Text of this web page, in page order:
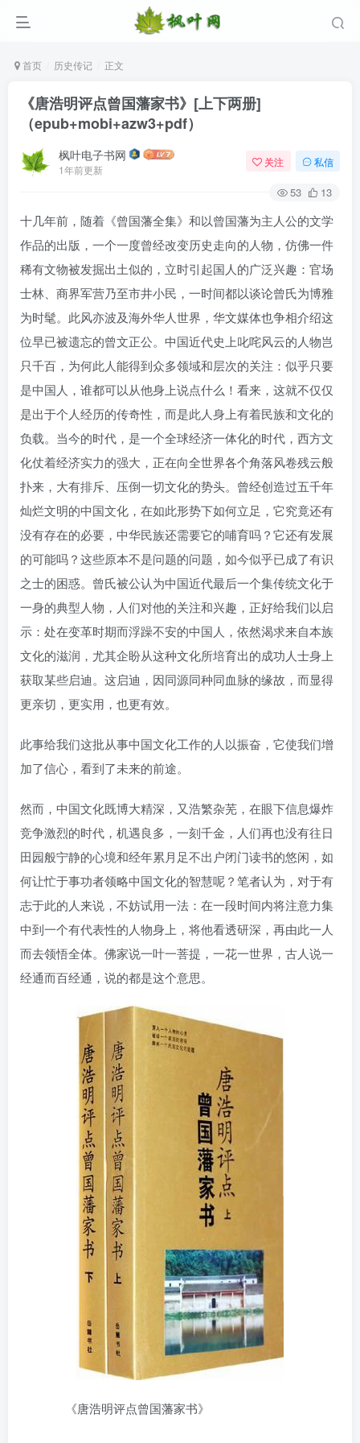
首页 历史传记 正文
《唐浩明评点曾国藩家书》[上下两册]
（epub+mobi+azw3+pdf）
枫叶电子书网
1年前更新
关注 私信
53 13
十几年前，随着《曾国藩全集》和以曾国藩为主人公的文学
作品的出版，一个一度曾经改变历史走向的人物，仿佛一件
稀有文物被发掘出土似的，立时引起国人的广泛兴趣：官场
士林、商界军营乃至市井小民，一时间都以谈论曾氏为博雅
为时髦。此风亦波及海外华人世界，华文媒体也争相介绍这
位早已被遗忘的曾文正公。中国近代史上叱咤风云的人物岂
只千百，为何此人能得到众多领域和层次的关注：似乎只要
是中国人，谁都可以从他身上说点什么！看来，这就不仅仅
是出于个人经历的传奇性，而是此人身上有着民族和文化的
负载。当今的时代，是一个全球经济一体化的时代，西方文
化仗着经济实力的强大，正在向全世界各个角落风卷残云般
扑来，大有排斥、压倒一切文化的势头。曾经创造过五千年
灿烂文明的中国文化，在如此形势下如何立足，它究竟还有
没有存在的必要，中华民族还需要它的哺育吗？它还有发展
的可能吗？这些原本不是问题的问题，如今似乎已成了有识
之士的困惑。曾氏被公认为中国近代最后一个集传统文化于
一身的典型人物，人们对他的关注和兴趣，正好给我们以启
示：处在变革时期而浮躁不安的中国人，依然渴求来自本族
文化的滋润，尤其企盼从这种文化所培育出的成功人士身上
获取某些启迪。这启迪，因同源同种同血脉的缘故，而显得
更亲切，更实用，也更有效。
此事给我们这批从事中国文化工作的人以振奋，它使我们增
加了信心，看到了未来的前途。
然而，中国文化既博大精深，又浩繁杂芜，在眼下信息爆炸
竞争激烈的时代，机遇良多，一刻千金，人们再也没有往日
田园般宁静的心境和经年累月足不出户闭门读书的悠闲，如
何让忙于事功者领略中国文化的智慧呢？笔者认为，对于有
志于此的人来说，不妨试用一法：在一段时间内将注意力集
中到一个有代表性的人物身上，将他看透研深，再由此一人
而去领悟全体。佛家说一叶一菩提，一花一世界，古人说一
经通而百经通，说的都是这个意思。
《唐浩明评点曾国藩家书》
登录
没有账号？立即注册
用户名/手机号/邮箱
登录密码
记住登录 找回密码| 免密登录
登录